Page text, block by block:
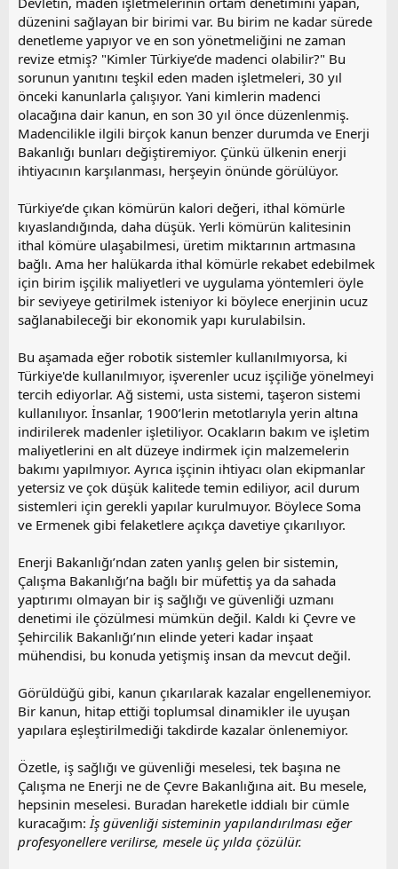
düzenini sağlayan bir birimi var. Bu birim ne kadar sürede
denetleme yapıyor ve en son yönetmeliğini ne zaman
revize etmiş? "Kimler Türkiye’de madenci olabilir?" Bu
sorunun yanıtını teşkil eden maden işletmeleri, 30 yıl
önceki kanunlarla çalışıyor. Yani kimlerin madenci
olacağına dair kanun, en son 30 yıl önce düzenlenmiş.
Madencilikle ilgili birçok kanun benzer durumda ve Enerji
Bakanlığı bunları değiştiremiyor. Çünkü ülkenin enerji
ihtiyacının karşılanması, herşeyin önünde görülüyor.
Türkiye’de çıkan kömürün kalori değeri, ithal kömürle
kıyaslandığında, daha düşük. Yerli kömürün kalitesinin
ithal kömüre ulaşabilmesi, üretim miktarının artmasına
bağlı. Ama her halükarda ithal kömürle rekabet edebilmek
için birim işçilik maliyetleri ve uygulama yöntemleri öyle
bir seviyeye getirilmek isteniyor ki böylece enerjinin ucuz
sağlanabileceği bir ekonomik yapı kurulabilsin.
Bu aşamada eğer robotik sistemler kullanılmıyorsa, ki
Türkiye'de kullanılmıyor, işverenler ucuz işçiliğe yönelmeyi
tercih ediyorlar. Ağ sistemi, usta sistemi, taşeron sistemi
kullanılıyor. İnsanlar, 1900’lerin metotlarıyla yerin altına
indirilerek madenler işletiliyor. Ocakların bakım ve işletim
maliyetlerini en alt düzeye indirmek için malzemelerin
bakımı yapılmıyor. Ayrıca işçinin ihtiyacı olan ekipmanlar
yetersiz ve çok düşük kalitede temin ediliyor, acil durum
sistemleri için gerekli yapılar kurulmuyor. Böylece Soma
ve Ermenek gibi felaketlere açıkça davetiye çıkarılıyor.
Enerji Bakanlığı’ndan zaten yanlış gelen bir sistemin,
Çalışma Bakanlığı’na bağlı bir müfettiş ya da sahada
yaptırımı olmayan bir iş sağlığı ve güvenliği uzmanı
denetimi ile çözülmesi mümkün değil. Kaldı ki Çevre ve
Şehircilik Bakanlığı’nın elinde yeteri kadar inşaat
mühendisi, bu konuda yetişmiş insan da mevcut değil.
Görüldüğü gibi, kanun çıkarılarak kazalar engellenemiyor.
Bir kanun, hitap ettiği toplumsal dinamikler ile uyuşan
yapılara eşleştirilmediği takdirde kazalar önlenemiyor.
Özetle, iş sağlığı ve güvenliği meselesi, tek başına ne
Çalışma ne Enerji ne de Çevre Bakanlığına ait. Bu mesele,
hepsinin meselesi. Buradan hareketle iddialı bir cümle
kuracağım:İş güvenliği sisteminin yapılandırılması eğer
profesyonellere verilirse, mesele üç yılda çözülür.